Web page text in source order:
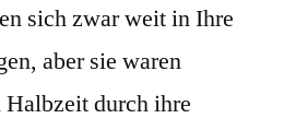
sich zwar weit in Ihre
aber sie waren
Halbzeit durch ihre